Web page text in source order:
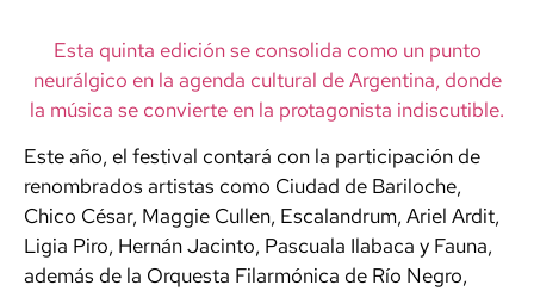
Esta quinta edición se consolida como un punto
neurálgico en la agenda cultural de Argentina, donde
la música se convierte en la protagonista indiscutible.
Este año, el festival contará con la participación de
renombrados artistas como Ciudad de Bariloche,
Chico César, Maggie Cullen, Escalandrum, Ariel Ardit,
Ligia Piro, Hernán Jacinto, Pascuala Ilabaca y Fauna,
además de la Orquesta Filarmónica de Río Negro,